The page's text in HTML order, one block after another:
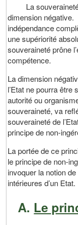
La souveraineté
dimension négative.
indépendance
une supériorité
souveraineté prône
compétence.
La dimension
l’Etat ne pourra
autorité ou
souveraineté, va
souveraineté de
principe de non-
La portée de ce
le principe de non-
invoquer la notion
intérieures d’un Etat.
A. Le